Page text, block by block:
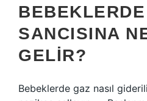
SANCISINA
GELIR?
Bebeklerde gaz nasıl